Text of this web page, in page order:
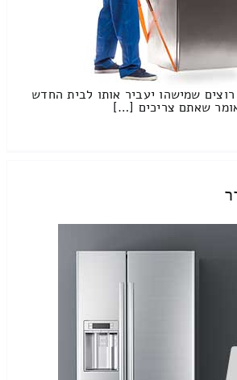
שמישהו יעביר אותו לבית החדש
שאתם צריכים […]